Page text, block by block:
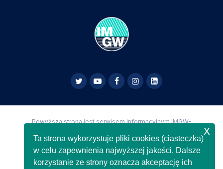
Powyższa strona jest serwisem informacyjnym IMGW-
Copyright IMGW-PIB Wszelkie prawa zastrzeżone
Ta strona wykorzystuje pliki cookies (ciasteczka)
w celu zapewnienia najwyższej jakości. Dalsze
korzystanie ze strony oznacza akceptację ich
x